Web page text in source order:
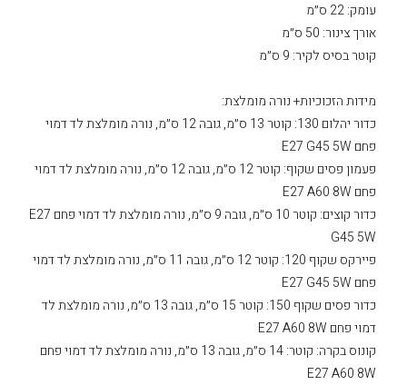
עומק: 22 ס״מ
אורך צינור: 50 ס״מ
קוטר בסיס לקיר: 9 ס״מ
מידות הזכוכיות+ נורה מומלצת:
כדור יהלום 130: קוטר 13 ס״מ, גובה 12 ס״מ, נורה מומלצת לד דמוי
פחם E27 G45 5W
פעמון פסים שקוף: קוטר 12 ס״מ, גובה 12 ס״מ, נורה מומלצת לד דמוי
פחם E27 A60 8W
כדור קוצים: קוטר 10 ס״מ, גובה 9 ס״מ, נורה מומלצת לד דמוי פחם E27
G45 5W
פיירקס שקוף 120: קוטר 12 ס״מ, גובה 11 ס״מ, נורה מומלצת לד דמוי
פחם E27 G45 5W
כדור פסים שקוף 150: קוטר 15 ס״מ, גובה 13 ס״מ, נורה מומלצת לד
דמוי פחם E27 A60 8W
קונוס בקרה: קוטר: 14 ס״מ, גובה 13 ס״מ, נורה מומלצת לד דמוי פחם
E27 A60 8W